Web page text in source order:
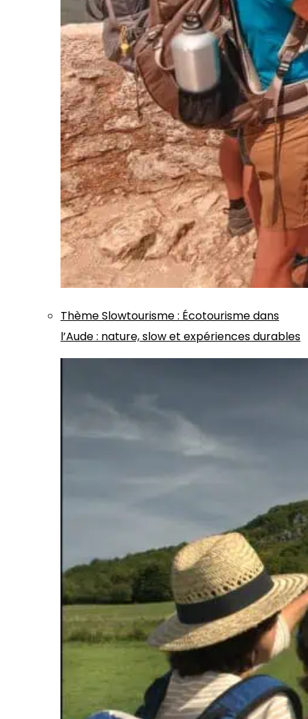
ThèmeSlowtourisme: Écotourisme dans
l’Aude : nature, slow et expériences durables